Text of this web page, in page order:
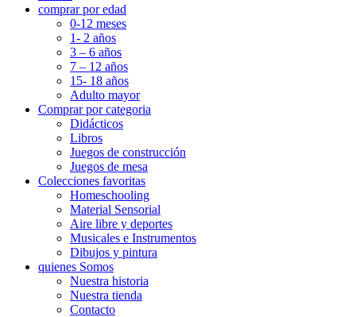
comprar por edad
0-12 meses
1- 2 años
3 – 6 años
7 – 12 años
15- 18 años
Adulto mayor
Comprar por categoria
Didácticos
Libros
Juegos de construcción
Juegos de mesa
Colecciones favoritas
Homeschooling
Material Sensorial
Aire libre y deportes
Musicales e Instrumentos
Dibujos y pintura
quienes Somos
Nuestra historia
Nuestra tienda
Contacto